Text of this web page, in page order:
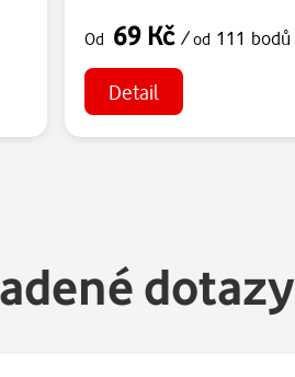
Od 69 Kč/od 111 bodů
Detail
dotazy